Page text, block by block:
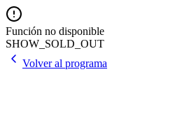
Función no disponible
SHOW_SOLD_OUT
Volver al programa